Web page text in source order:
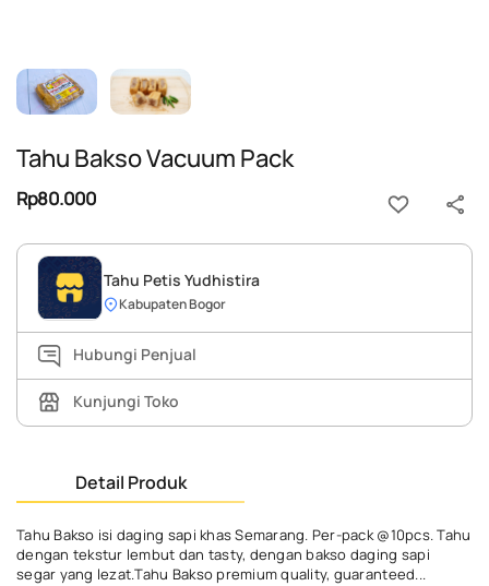
Tahu Bakso Vacuum Pack
Rp80.000
Tahu Petis Yudhistira
Kabupaten Bogor
Hubungi Penjual
Kunjungi Toko
Detail Produk
Tahu Bakso isi daging sapi khas Semarang. Per-pack @10pcs. Tahu
dengan tekstur lembut dan tasty, dengan bakso daging sapi
segar yang lezat.Tahu Bakso premium quality, guaranteed...